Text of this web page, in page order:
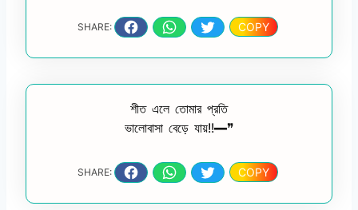
SHARE: COPY
শীত এলে তোমার প্রতি
ভালোবাসা বেড়ে যায়!!━❞
SHARE: COPY